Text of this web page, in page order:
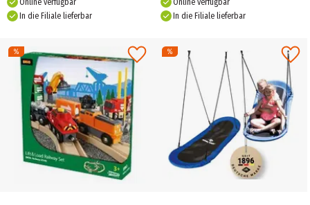
Online verfügbar
In die Filiale lieferbar
Online verfügbar
In die Filiale lieferbar